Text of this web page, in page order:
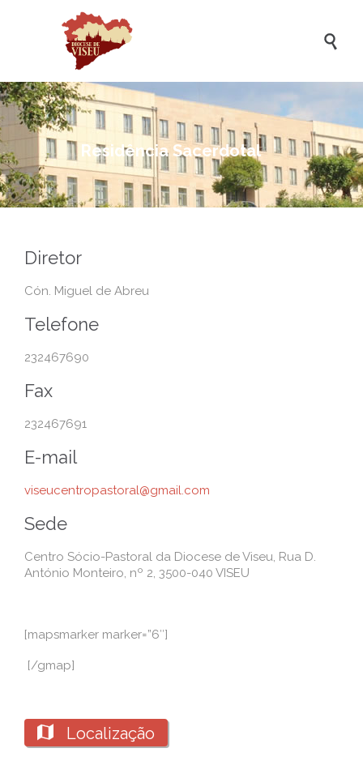

Residência Sacerdotal
Diretor
Cón. Miguel de Abreu
Telefone
232467690
Fax
232467691
E-mail
viseucentropastoral@gmail.com
Sede
Centro Sócio-Pastoral da Diocese de Viseu, Rua D.
António Monteiro, nº 2, 3500-040 VISEU
[mapsmarker marker=”6″]
[/gmap]
 Localização